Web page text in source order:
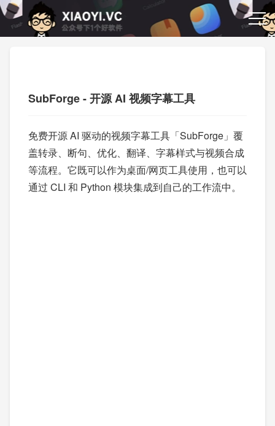
SubForge - 开源 AI 视频字幕工具
免费开源 AI 驱动的视频字幕工具「SubForge」覆
盖转录、断句、优化、翻译、字幕样式与视频合成
等流程。它既可以作为桌面/网页工具使用，也可以
通过 CLI 和 Python 模块集成到自己的工作流中。